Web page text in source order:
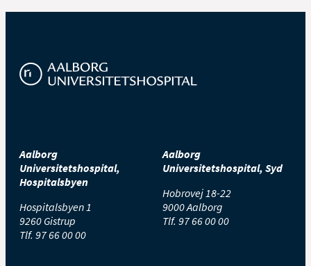
Aalborg
Universitetshospital,
Hospitalsbyen
Hospitalsbyen 1
9260 Gistrup
Tlf. 97 66 00 00
Aalborg
Universitetshospital, Syd
Hobrovej 18-22
9000 Aalborg
Tlf. 97 66 00 00